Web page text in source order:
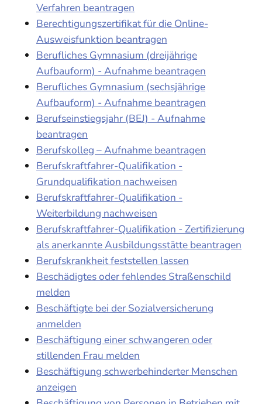
Verfahren beantragen
Berechtigungszertifikat für die Online-
Ausweisfunktion beantragen
Berufliches Gymnasium (dreijährige
Aufbauform) - Aufnahme beantragen
Berufliches Gymnasium (sechsjährige
Aufbauform) - Aufnahme beantragen
Berufseinstiegsjahr (BEJ) - Aufnahme
beantragen
Berufskolleg – Aufnahme beantragen
Berufskraftfahrer-Qualifikation -
Grundqualifikation nachweisen
Berufskraftfahrer-Qualifikation -
Weiterbildung nachweisen
Berufskraftfahrer-Qualifikation - Zertifizierung
als anerkannte Ausbildungsstätte beantragen
Berufskrankheit feststellen lassen
Beschädigtes oder fehlendes Straßenschild
melden
Beschäftigte bei der Sozialversicherung
anmelden
Beschäftigung einer schwangeren oder
stillenden Frau melden
Beschäftigung schwerbehinderter Menschen
anzeigen